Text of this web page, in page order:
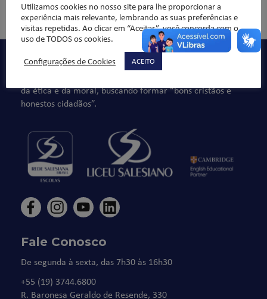
Comentários não são permitidos.
Qualidade de ensino, organização pedagógica e formação
da ética e da moral, buscando formar “bons cristãos e
honestos cidadãos”.
Fale Conosco
De segunda à sexta, das 7h30 às 16h30
+55 (19) 3744.6800
R. Baronesa Geraldo de Resende, 330
Utilizamos cookies no nosso site para lhe proporcionar a
experiência mais relevante, lembrando as suas preferências e
visitas repetidas. Ao clicar em “Aceitar”, você concorda com o
uso de TODOS os cookies.
Configurações de Cookies
ACEITO